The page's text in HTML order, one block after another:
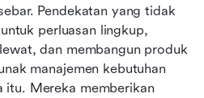
Pendekatan yang tidak
perluasan lingkup,
dan membangun produk
manajemen kebutuhan
itu. Mereka memberikan
perangkat lunak